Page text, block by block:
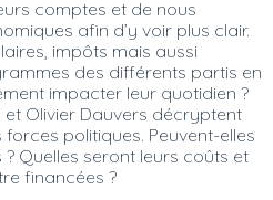
comptes et de nous
afin d’y voir plus clair.
impôts mais aussi
des différents partis en
impacter leur quotidien ?
et Olivier Dauvers décryptent
politiques. Peuvent-elles
Quelles seront leurs coûts et
financées ?